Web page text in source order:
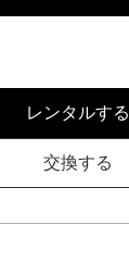
レンタルする
交換する